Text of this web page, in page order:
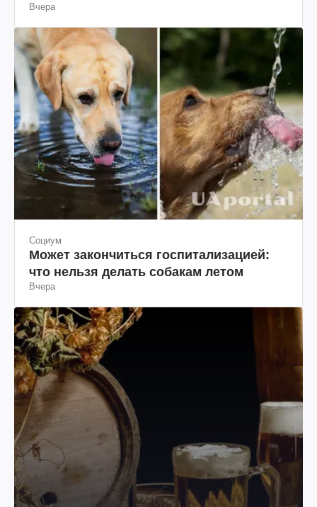
Вчера
Социум
Может закончиться госпитализацией:
что нельзя делать собакам летом
Вчера